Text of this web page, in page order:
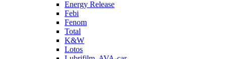
Energy Release
Febi
Fenom
Total
K&W
Lotos